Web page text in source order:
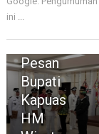
ini ...
Kukuhkan
Desa, Ini
Pesan
Bupati
Kapuas
HM